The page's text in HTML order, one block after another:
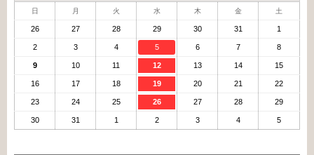
日 月 火 水 木 金 土
26 27 28 29 30 31 1
2 3 4 5 6 7 8
9 10 11 12 13 14 15
16 17 18 19 20 21 22
23 24 25 26 27 28 29
30 31 1 2 3 4 5